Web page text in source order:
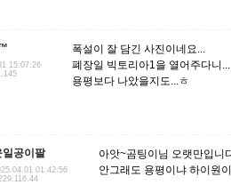
15:07:26
폭설이 잘 담긴 사진이네요...
폐장일 빅토리아1을 열어주다니...
용평보다 나았을지도...ㅎ
일공이팔
01:42:56
아앗~곰팅이님 오랫만입니
안그래도 용평이냐 하이원